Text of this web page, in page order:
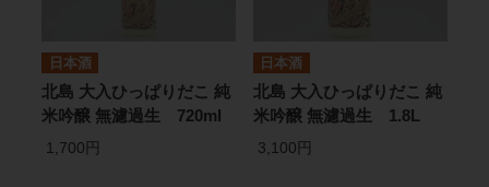
日本酒
北島 大入ひっぱりだこ 純
米吟醸 無濾過生 720ml
1,700円
日本酒
北島 大入ひっぱりだこ 純
米吟醸 無濾過生 1.8L
3,100円